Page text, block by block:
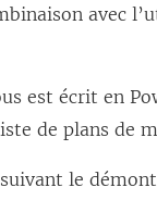
avec
est écrit en
de plans de
le